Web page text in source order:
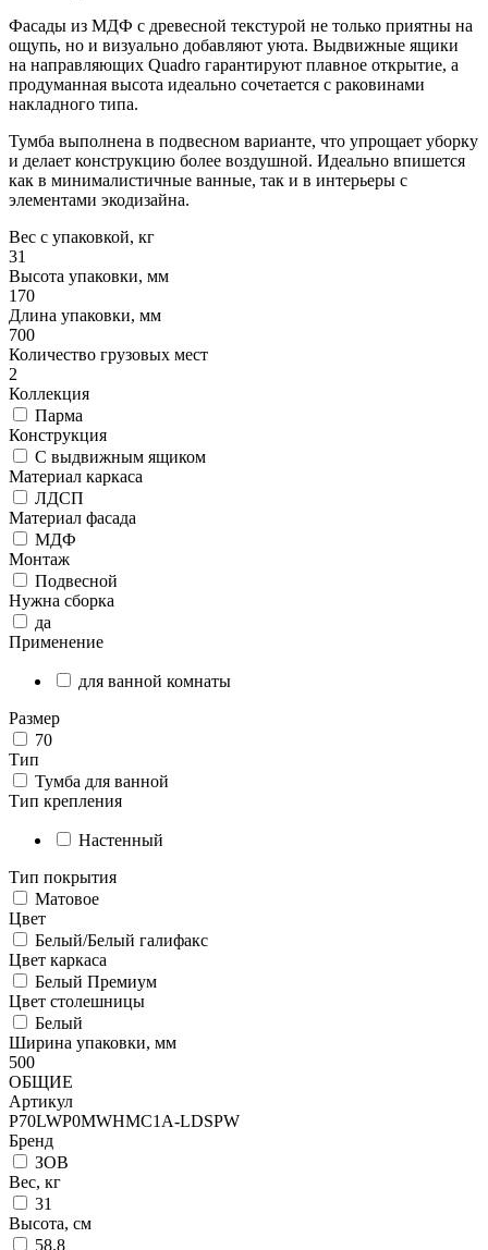
Фасады из МДФ с древесной текстурой не только приятны на
ощупь, но и визуально добавляют уюта. Выдвижные ящики
на направляющих Quadro гарантируют плавное открытие, а
продуманная высота идеально сочетается с раковинами
накладного типа.
Тумба выполнена в подвесном варианте, что упрощает уборку
и делает конструкцию более воздушной. Идеально впишется
как в минималистичные ванные, так и в интерьеры с
элементами экодизайна.
Вес с упаковкой, кг
31
Высота упаковки, мм
170
Длина упаковки, мм
700
Количество грузовых мест
2
Коллекция
Парма
Конструкция
С выдвижным ящиком
Материал каркаса
ЛДСП
Материал фасада
МДФ
Монтаж
Подвесной
Нужна сборка
да
Применение
для ванной комнаты
Размер
70
Тип
Тумба для ванной
Тип крепления
Настенный
Тип покрытия
Матовое
Цвет
Белый/Белый галифакс
Цвет каркаса
Белый Премиум
Цвет столешницы
Белый
Ширина упаковки, мм
500
ОБЩИЕ
Артикул
P70LWP0MWHMC1A-LDSPW
Бренд
ЗОВ
Вес, кг
31
Высота, см
58.8